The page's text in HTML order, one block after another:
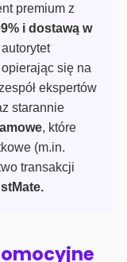
premium z
i dostawą w
się na
ekspertów
starannie
, które
(m.in.
transakcji